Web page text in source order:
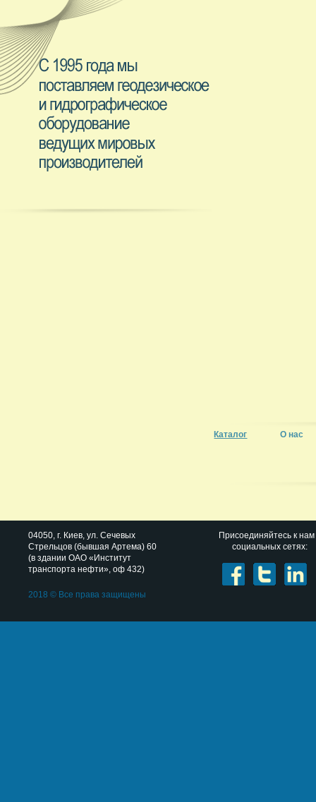
Каталог О нас
04050, г. Киев, ул. Сечевых
Стрельцов (бывшая Артема) 60
(в здании ОАО «Институт
транспорта нефти», оф 432)
2018 © Все права защищены
Присоединяйтесь к нам
социальных сетях: